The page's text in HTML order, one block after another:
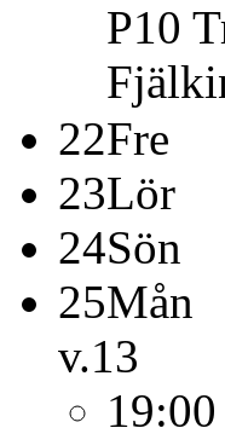
P10
22Fre
23Lör
24Sön
25Mån
v.13